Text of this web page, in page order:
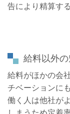
告により精算す
給料以外
給料がほかの会
チベーションに
働く人は他社が